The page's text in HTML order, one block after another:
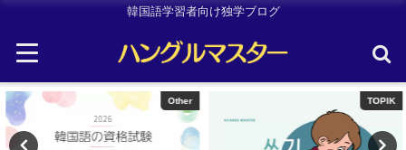
韓国語学習者向け独学ブログ
Other TOPIK